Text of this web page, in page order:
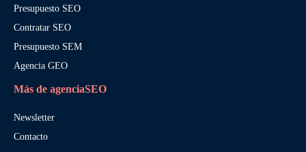
Presupuesto SEO
Contratar SEO
Presupuesto SEM
Agencia GEO
Más de agenciaSEO
Newsletter
Contacto